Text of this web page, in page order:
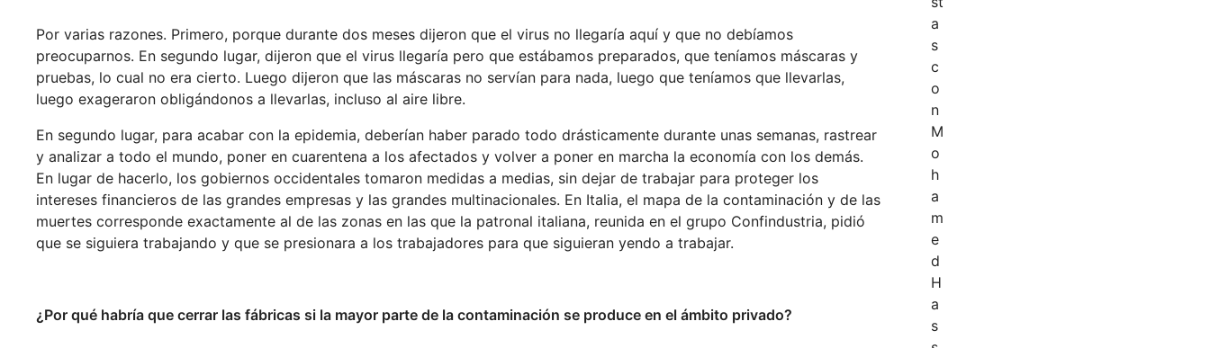
Por varias razones. Primero, porque durante dos meses dijeron que el virus no llegaría aquí y que no debíamos
preocuparnos. En segundo lugar, dijeron que el virus llegaría pero que estábamos preparados, que teníamos máscaras y
pruebas, lo cual no era cierto. Luego dijeron que las máscaras no servían para nada, luego que teníamos que llevarlas,
luego exageraron obligándonos a llevarlas, incluso al aire libre.
En segundo lugar, para acabar con la epidemia, deberían haber parado todo drásticamente durante unas semanas, rastrear
y analizar a todo el mundo, poner en cuarentena a los afectados y volver a poner en marcha la economía con los demás.
En lugar de hacerlo, los gobiernos occidentales tomaron medidas a medias, sin dejar de trabajar para proteger los
intereses financieros de las grandes empresas y las grandes multinacionales. En Italia, el mapa de la contaminación y de las
muertes corresponde exactamente al de las zonas en las que la patronal italiana, reunida en el grupo Confindustria, pidió
que se siguiera trabajando y que se presionara a los trabajadores para que siguieran yendo a trabajar.
¿Por qué habría que cerrar las fábricas si la mayor parte de la contaminación se produce en el ámbito privado?